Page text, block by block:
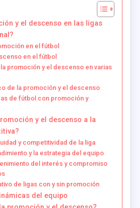
y el descenso en las ligas
en el fútbol
en el fútbol
promoción y el descenso en varias
de la promoción y el descenso
de fútbol con promoción y
y el descenso a la
y competitividad de la liga
y la estrategia del equipo
del interés y compromiso
de ligas con y sin promoción
del equipo